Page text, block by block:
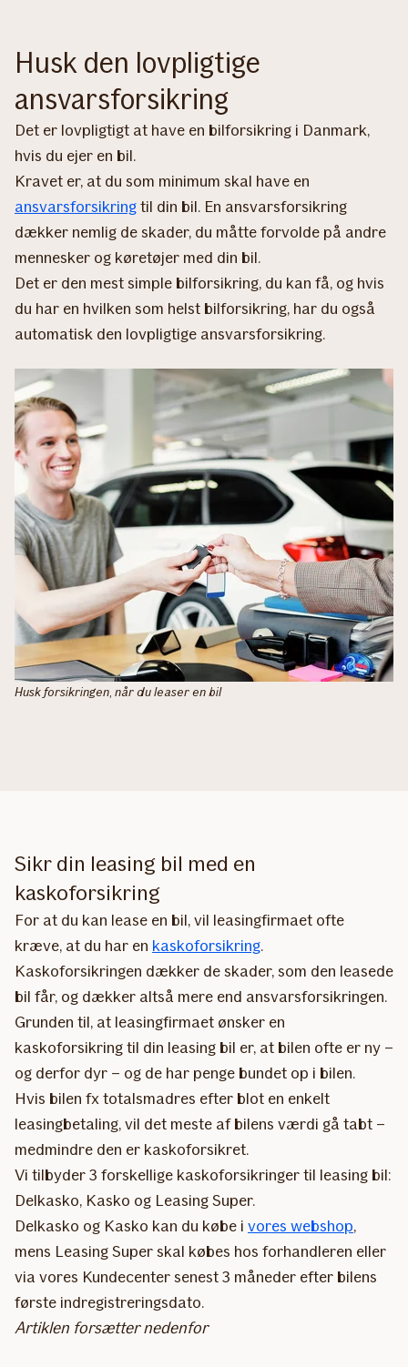
Husk den lovpligtige
ansvarsforsikring
Det er lovpligtigt at have en bilforsikring i Danmark,
hvis du ejer en bil.
Kravet er, at du som minimum skal have en
ansvarsforsikringtil din bil. En ansvarsforsikring
dækker nemlig de skader, du måtte forvolde på andre
mennesker og køretøjer med din bil.
Det er den mest simple bilforsikring, du kan få, og hvis
du har en hvilken som helst bilforsikring, har du også
automatisk den lovpligtige ansvarsforsikring.
Husk forsikringen, når du leaser en bil
Sikr din leasing bil med en
kaskoforsikring
For at du kan lease en bil, vil leasingfirmaet ofte
kræve, at du har en kaskoforsikring.
Kaskoforsikringen dækker de skader, som den leasede
bil får, og dækker altså mere end ansvarsforsikringen.
Grunden til, at leasingfirmaet ønsker en
kaskoforsikring til din leasing bil er, at bilen ofte er ny –
og derfor dyr – og de har penge bundet op i bilen.
Hvis bilen fx totalsmadres efter blot en enkelt
leasingbetaling, vil det meste af bilens værdi gå tabt –
medmindre den er kaskoforsikret.
Vi tilbyder 3 forskellige kaskoforsikringer til leasing bil:
Delkasko, Kasko og Leasing Super.
Delkasko og Kasko kan du købe i vores webshop,
mens Leasing Super skal købes hos forhandleren eller
via vores Kundecenter senest 3 måneder efter bilens
første indregistreringsdato.
Artiklen forsætter nedenfor